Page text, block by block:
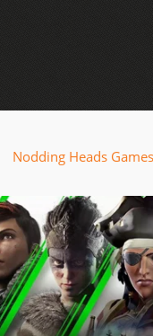
Nodding Heads Games